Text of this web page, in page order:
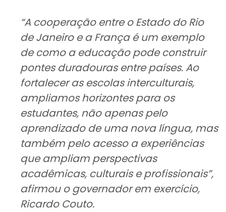
“A cooperação entre o Estado do Rio
de Janeiro e a França é um exemplo
de como a educação pode construir
pontes duradouras entre países. Ao
fortalecer as escolas interculturais,
ampliamos horizontes para os
estudantes, não apenas pelo
aprendizado de uma nova língua, mas
também pelo acesso a experiências
que ampliam perspectivas
acadêmicas, culturais e profissionais”,
afirmou o governador em exercício,
Ricardo Couto.